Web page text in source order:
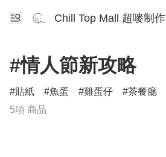
Chill Top Mall 超嘜制作
#情人節新攻略
貼紙 魚蛋 雞蛋仔 茶餐廳
5項 商品